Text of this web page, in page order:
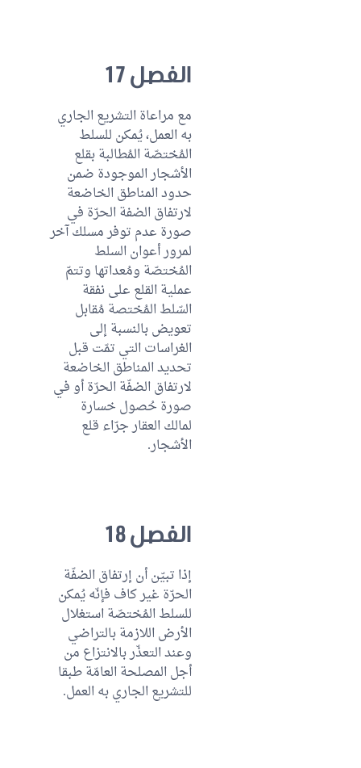
الفصل 17
مع مراعاة التشريع الجاري
به العمل، يُمكن للسلط
المُختصّة المُطالبة بقلع
الأشجار الموجودة ضمن
حدود المناطق الخاضعة
لارتفاق الضفة الحرّة في
صورة عدم توفر مسلك آخر
لمرور أعوان السلط
المُختصّة ومُعداتها وتتمّ
عملية القلع على نفقة
السّلط المُختصة مُقابل
تعويض بالنسبة إلى
الغراسات التي تمّت قبل
تحديد المناطق الخاضعة
لارتفاق الضفّة الحرّة أو في
صورة حُصول خسارة
لمالك العقار جرّاء قلع
الأشجار.
الفصل 18
إذا تبيّن أن إرتفاق الضفّة
الحرّة غير كاف فإنّه يُمكن
للسلط المُختصّة استغلال
الأرض اللازمة بالتراضي
وعند التعذّر بالانتزاع من
أجل المصلحة العامّة طبقا
للتشريع الجاري به العمل.